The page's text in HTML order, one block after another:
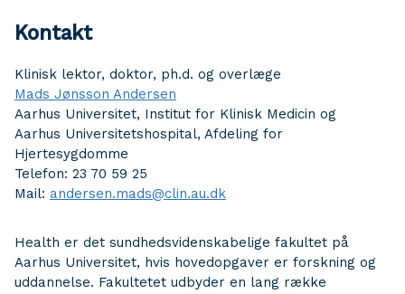
Kontakt
Klinisk lektor, doktor, ph.d. og overlæge
Mads Jønsson Andersen
Aarhus Universitet, Institut for Klinisk Medicin og
Aarhus Universitetshospital, Afdeling for
Hjertesygdomme
Telefon: 23 70 59 25
Mail: andersen.mads@clin.au.dk
Health er det sundhedsvidenskabelige fakultet på
Aarhus Universitet, hvis hovedopgaver er forskning og
uddannelse. Fakultetet udbyder en lang række